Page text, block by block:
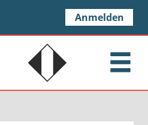
Anmelden